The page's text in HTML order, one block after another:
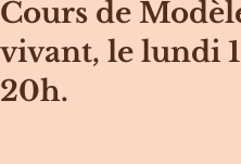
Cours de
vivant, le lundi
20h.